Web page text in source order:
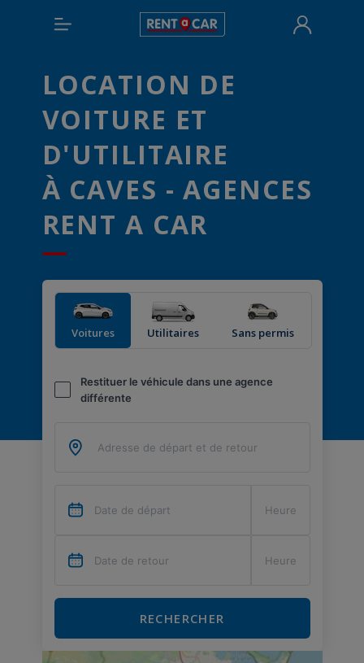
LOCATION DE
VOITURE ET
D'UTILITAIRE
À CAVES - AGENCES
RENT A CAR
Voitures Utilitaires Sans permis
Restituer le véhicule dans une agence
différente
RECHERCHER